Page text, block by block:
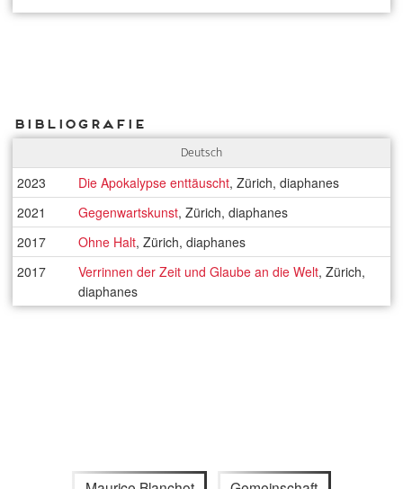
Bibliografie
Deutsch
2023 Die Apokalypse enttäuscht, Zürich, diaphanes
2021
Gegenwartskunst, Zürich, diaphanes
2017
Ohne Halt, Zürich, diaphanes
2017
Verrinnen der Zeit und Glaube an die Welt, Zürich,
diaphanes